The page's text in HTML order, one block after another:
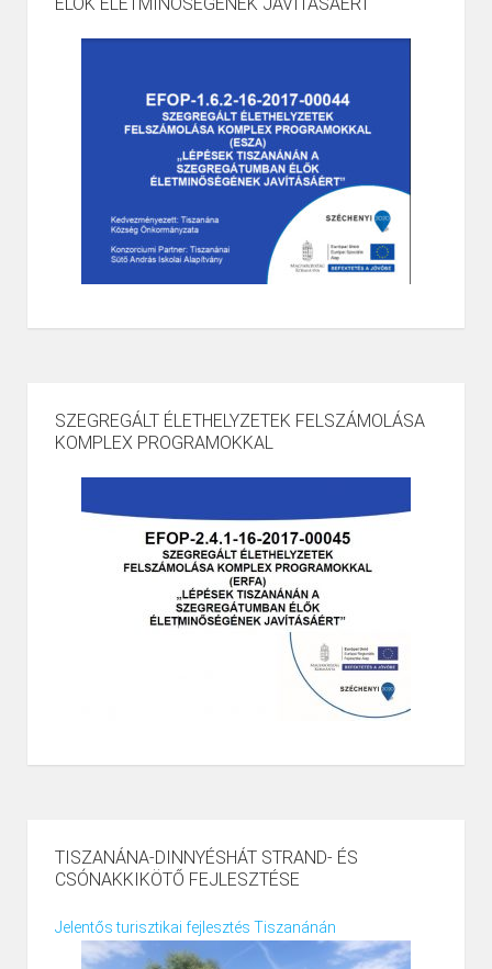
SZEGREGÁLT ÉLETHELYZETEK FELSZÁMOLÁSA
KOMPLEX PROGRAMOKKAL
TISZANÁNA-DINNYÉSHÁT STRAND- ÉS
CSÓNAKKIKÖTŐ FEJLESZTÉSE
Jelentős turisztikai fejlesztés Tiszanánán